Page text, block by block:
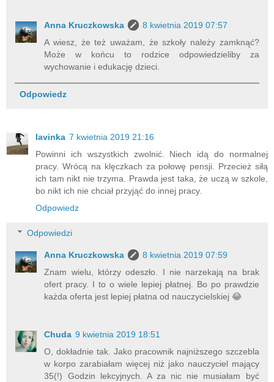
Anna Kruczkowska
8 kwietnia 2019 07:57
A wiesz, że też uważam, że szkoły należy zamknąć?
Może w końcu to rodzice odpowiedzieliby za
wychowanie i edukację dzieci.
Odpowiedz
lavinka 7 kwietnia 2019 21:16
Powinni ich wszystkich zwolnić. Niech idą do normalnej
pracy. Wrócą na klęczkach za połowę pensji. Przecież siłą
ich tam nikt nie trzyma. Prawda jest taka, że uczą w szkole,
bo nikt ich nie chciał przyjąć do innej pracy.
Odpowiedz
Odpowiedzi
Anna Kruczkowska
8 kwietnia 2019 07:59
Znam wielu, którzy odeszło. I nie narzekają na brak
ofert pracy. I to o wiele lepiej płatnej. Bo po prawdzie
każda oferta jest lepiej płatna od nauczycielskiej 😂
Chuda 9 kwietnia 2019 18:51
O, dokładnie tak. Jako pracownik najniższego szczebla
w korpo zarabiałam więcej niż jako nauczyciel mający
35(!) Godzin lekcyjnych. A za nic nie musiałam być